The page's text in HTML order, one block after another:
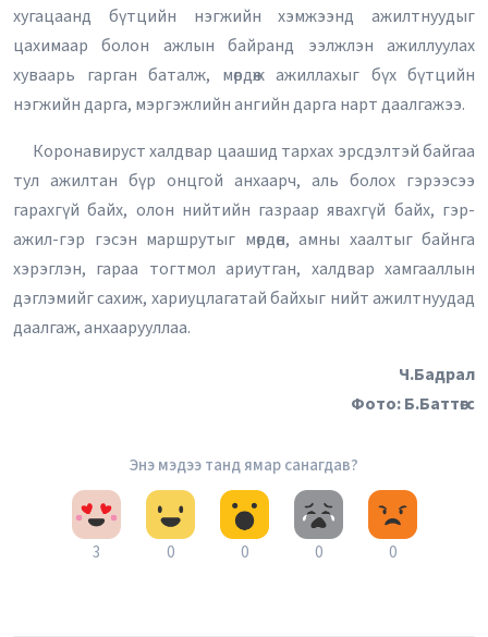
хугацаанд бүтцийн нэгжийн хэмжээнд ажилтнуудыг
цахимаар болон ажлын байранд ээлжлэн ажиллуулах
хуваарь гарган баталж, мөрдөж ажиллахыг бүх бүтцийн
нэгжийн дарга, мэргэжлийн ангийн дарга нарт даалгажээ.
Коронавируст халдвар цаашид тархах эрсдэлтэй байгаа
тул ажилтан бүр онцгой анхаарч, аль болох гэрээсээ
гарахгүй байх, олон нийтийн газраар явахгүй байх, гэр-
ажил-гэр гэсэн маршрутыг мөрдөн, амны хаалтыг байнга
хэрэглэн, гараа тогтмол ариутган, халдвар хамгааллын
дэглэмийг сахиж, хариуцлагатай байхыг нийт ажилтнуудад
даалгаж, анхаарууллаа.
Ч.Бадрал
Фото: Б.Баттөгс
Энэ мэдээ танд ямар санагдав?
3 0 0 0 0